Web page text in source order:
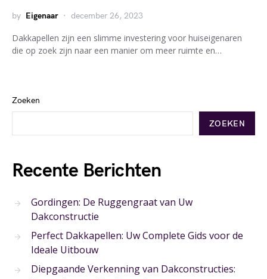
by Eigenaar december 26, 2023
Dakkapellen zijn een slimme investering voor huiseigenaren
die op zoek zijn naar een manier om meer ruimte en…
Zoeken
ZOEKEN
Recente Berichten
Gordingen: De Ruggengraat van Uw
Dakconstructie
Perfect Dakkapellen: Uw Complete Gids voor de
Ideale Uitbouw
Diepgaande Verkenning van Dakconstructies: